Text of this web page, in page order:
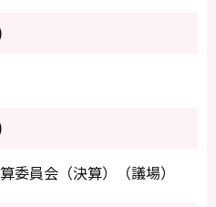
委員会（決算）（議場）